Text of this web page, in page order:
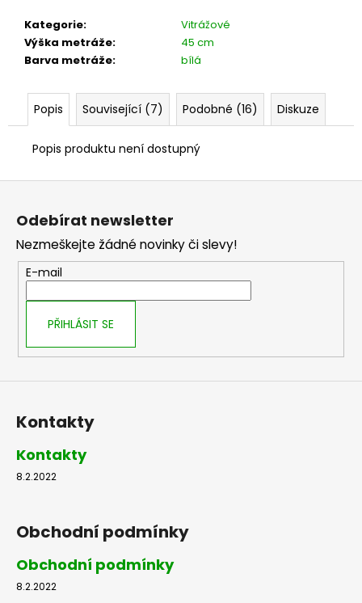
Kategorie:
Vitrážové
Výška metráže:
45 cm
Barva metráže: bílá
Popis Související (7) Podobné (16) Diskuze
Popis produktu není dostupný
Z
Odebírat newsletter
Nezmeškejte žádné novinky či slevy!
E-mail
PŘIHLÁSIT SE
Kontakty
Kontakty
8.2.2022
Obchodní podmínky
Obchodní podmínky
8.2.2022